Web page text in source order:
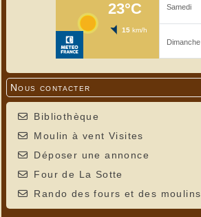
Nous contacter
Bibliothèque
Moulin à vent Visites
Déposer une annonce
Four de La Sotte
Rando des fours et des moulins